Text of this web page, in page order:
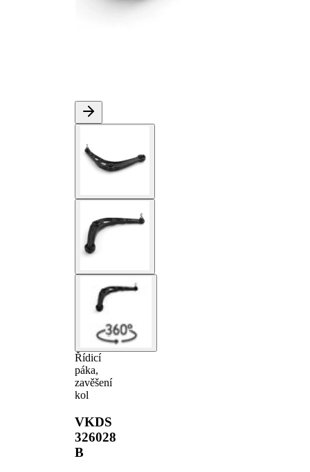
Řídicí
páka,
zavěšení
kol
VKDS
326028
B